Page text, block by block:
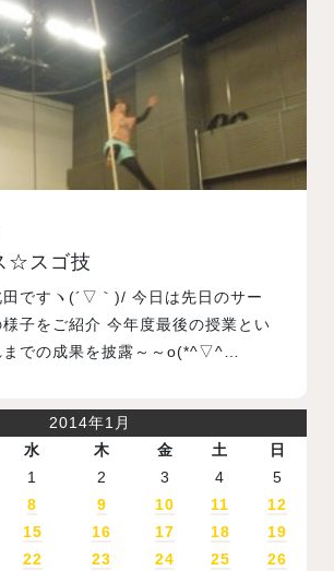
ス
☆スゴ技
田ですヽ(´▽｀)/ 今日は先日のサー
子をご紹介 今年度最後の授業とい
までの成果を披露～～o(*^▽^…
2014年1月
水 木 金 土 日
1 2 3 4
5
8 9 10 11
12
15 16 17 18
19
22 23 24 25
26